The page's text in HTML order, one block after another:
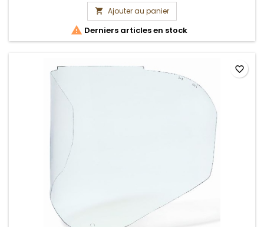
 Ajouter au panier
 Derniers articles en stock
favorite_border